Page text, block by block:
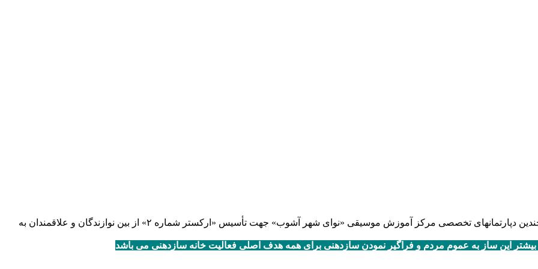
«خانه سازدهنی» به سرپرستى «شهرام شادان فر» به عنوان یکى از چندین دپارتمانهاى تخصصى مرکز آموزش موسیقى «نواى شهر آشوب» جهت تأسیس «ارکستر شماره ۲» از بین نوازندگان و علاقمندان به
این ساز به عموم مردم و فراگیر نمودن سازدهنی برای همه هدف اصلی فعالیت خانه سازدهنی می باشد